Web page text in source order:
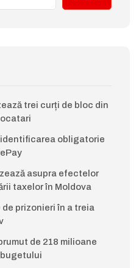
trei curți de bloc din
obligatorie
asupra efectelor
taxelor în Moldova
prizonieri în a treia
de 218 milioane